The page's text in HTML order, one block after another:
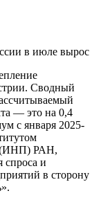
в июле вырос
Сводный
— это на 0,4
с января 2025-
(ИНП) РАН,
спроса и
в сторону